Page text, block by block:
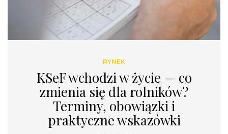
RYNEK
KSeF wchodzi w życie — co
zmienia się dla rolników?
Terminy, obowiązki i
praktyczne wskazówki